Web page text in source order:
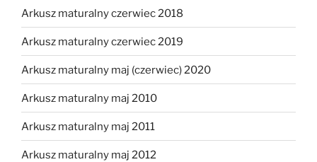
Arkusz maturalny czerwiec 2018
Arkusz maturalny czerwiec 2019
Arkusz maturalny maj (czerwiec) 2020
Arkusz maturalny maj 2010
Arkusz maturalny maj 2011
Arkusz maturalny maj 2012